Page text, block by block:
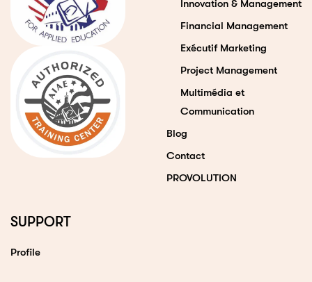
Innovation & Management
Financial Management
Exécutif Marketing
Project Management
Multimédia et
Communication
Blog
Contact
PROVOLUTION
SUPPORT
Profile